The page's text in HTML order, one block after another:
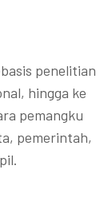
penelitian
hingga ke
pemangku
pemerintah,